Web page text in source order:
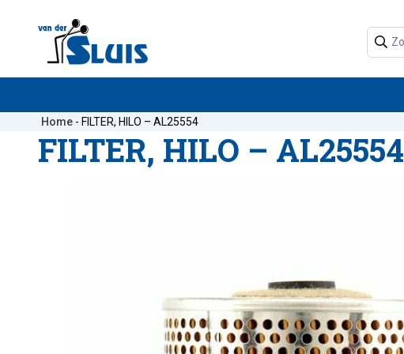
Home - FILTER, HILO – AL25554
FILTER, HILO – AL25554